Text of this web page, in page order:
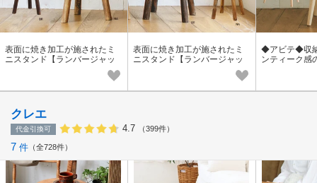
表面に焼き加工が施されたミ
ニスタンド【ランバージャッ
表面に焼き加工が施されたミ
ニスタンド【ランバージャッ
◆アビテ◆収
ンティーク感
クレエ
代金引換可 4.7 （399件）
7 件 全728件